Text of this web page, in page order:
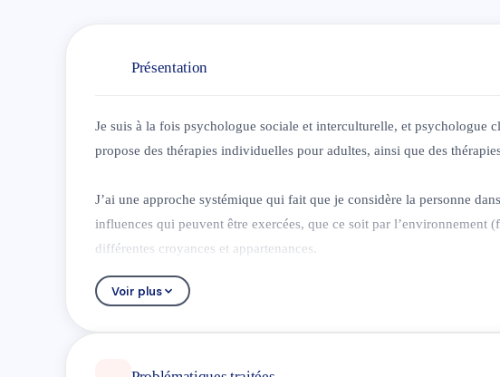
Présentation
Je suis à la fois psychologue sociale et interculturelle, et psychologue
propose des thérapies individuelles pour adultes, ainsi que des
J’ai une approche systémique qui fait que je considère la personne
influences qui peuvent être exercées, que ce soit par
différentes croyances et appartenances.
Les adultes, jeunes ou moins jeunes, sont parfois à la recherche de
Voir plus